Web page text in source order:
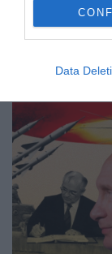
Data
pogodbe ki
poslal
vzhod.